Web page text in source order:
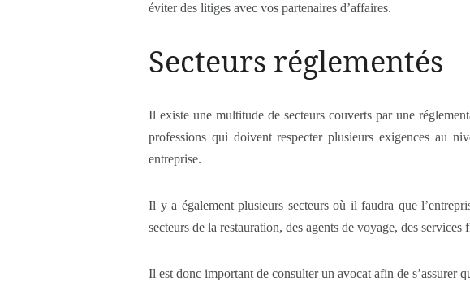
éviter des litiges avec vos partenaires d’affaires.
Secteurs réglementés
Il existe une multitude de secteurs couverts par une
professions qui doivent respecter plusieurs exigences au
entreprise.
Il y a également plusieurs secteurs où il faudra que
secteurs de la restauration, des agents de voyage, des services
Il est donc important de consulter un avocat afin de s’assurer